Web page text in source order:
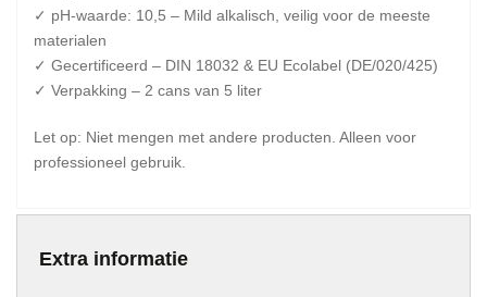
✓ pH-waarde: 10,5 – Mild alkalisch, veilig voor de meeste
materialen
✓ Gecertificeerd – DIN 18032 & EU Ecolabel (DE/020/425)
✓ Verpakking – 2 cans van 5 liter
Let op: Niet mengen met andere producten. Alleen voor
professioneel gebruik.
Extra informatie